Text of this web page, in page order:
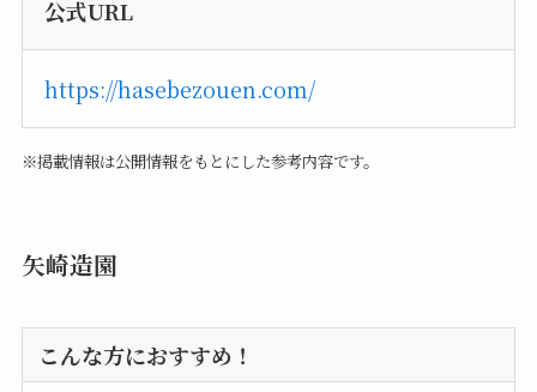
公式URL
https://hasebezouen.com/
※掲載情報は公開情報をもとにした参考内容です。
矢崎造園
こんな方におすすめ！